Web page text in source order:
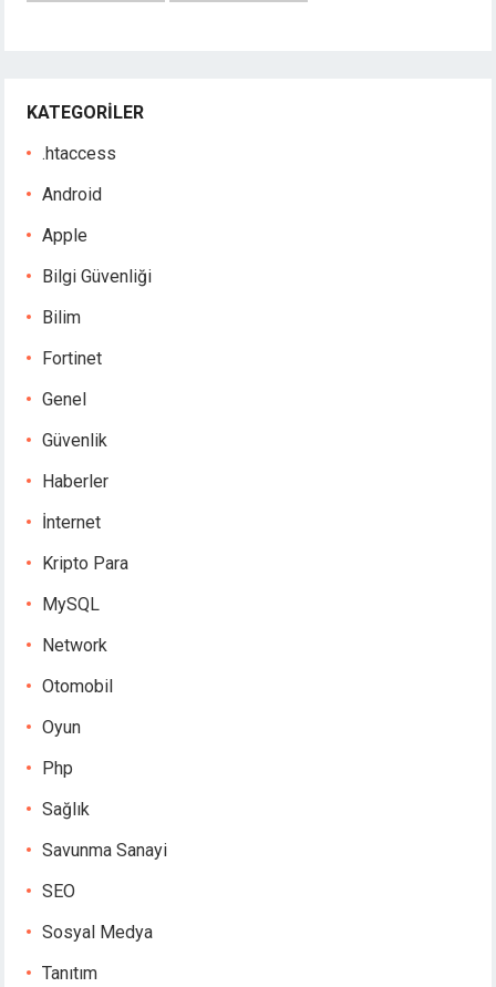
KATEGORILER
.htaccess
Android
Apple
Bilgi Güvenliği
Bilim
Fortinet
Genel
Güvenlik
Haberler
İnternet
Kripto Para
MySQL
Network
Otomobil
Oyun
Php
Sağlık
Savunma Sanayi
SEO
Sosyal Medya
Tanıtım